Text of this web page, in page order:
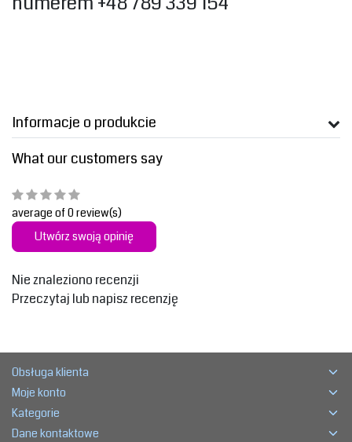
Informacje o produkcie
What our customers say
average of 0 review(s)
Utwórz swoją opinię
Nie znaleziono recenzji
Przeczytaj lub napisz recenzję
Obsługa klienta
Moje konto
Kategorie
Dane kontaktowe